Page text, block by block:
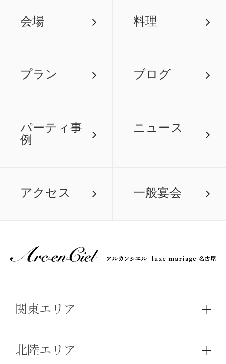
会場 料理
プラン ブログ
パーティ事
例
ニュース
アクセス 一般宴会
関東エリア
北陸エリア